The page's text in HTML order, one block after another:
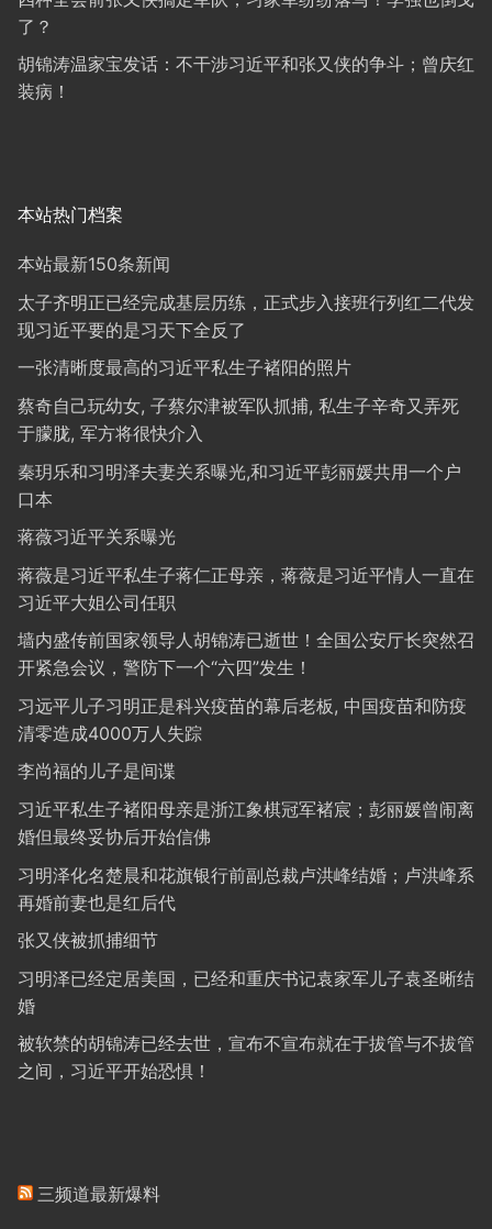
了？
胡锦涛温家宝发话：不干涉习近平和张又侠的争斗；曾庆红
装病！
本站热门档案
本站最新150条新闻
太子齐明正已经完成基层历练，正式步入接班行列红二代发
现习近平要的是习天下全反了
一张清晰度最高的习近平私生子褚阳的照片
蔡奇自己玩幼女, 子蔡尔津被军队抓捕, 私生子辛奇又弄死
于朦胧, 军方将很快介入
秦玥乐和习明泽夫妻关系曝光,和习近平彭丽媛共用一个户
口本
蒋薇习近平关系曝光
蒋薇是习近平私生子蒋仁正母亲，蒋薇是习近平情人一直在
习近平大姐公司任职
墙内盛传前国家领导人胡锦涛已逝世！全国公安厅长突然召
开紧急会议，警防下一个“六四”发生！
习远平儿子习明正是科兴疫苗的幕后老板, 中国疫苗和防疫
清零造成4000万人失踪
李尚福的儿子是间谍
习近平私生子褚阳母亲是浙江象棋冠军褚宸；彭丽媛曾闹离
婚但最终妥协后开始信佛
习明泽化名楚晨和花旗银行前副总裁卢洪峰结婚；卢洪峰系
再婚前妻也是红后代
张又侠被抓捕细节
习明泽已经定居美国，已经和重庆书记袁家军儿子袁圣晰结
婚
被软禁的胡锦涛已经去世，宣布不宣布就在于拔管与不拔管
之间，习近平开始恐惧！
三频道最新爆料